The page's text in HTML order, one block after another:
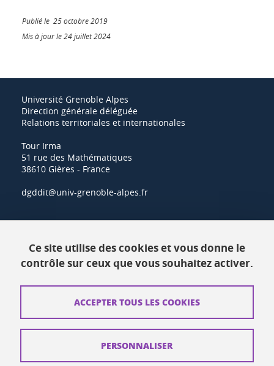
Publié le 25 octobre 2019
Mis à jour le 24 juillet 2024
Université Grenoble Alpes
Direction générale déléguée
Relations territoriales et internationales
Tour Irma
51 rue des Mathématiques
38610 Gières - France
dgddit@univ-grenoble-alpes.fr
Ressources
Contacts
Plans d'accès
Mentions légales
Ce site utilise des cookies et vous donne le
contrôle sur ceux que vous souhaitez activer.
ACCEPTER TOUS LES COOKIES
PERSONNALISER